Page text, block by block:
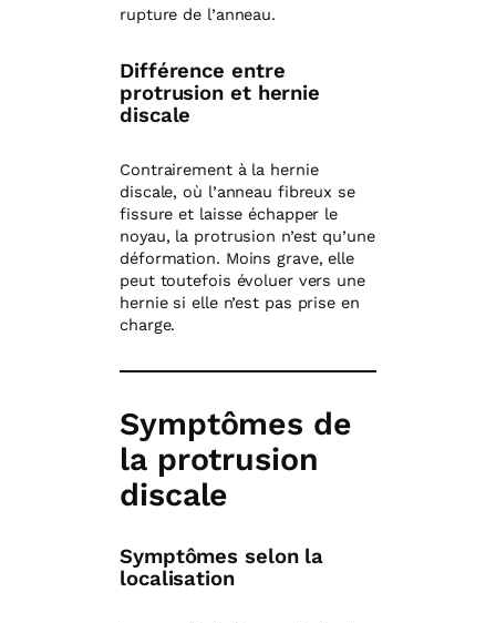
rupture de l’anneau.
Différence entre
protrusion et hernie
discale
Contrairement à la hernie
discale, où l’anneau fibreux se
fissure et laisse échapper le
noyau, la protrusion n’est qu’une
déformation. Moins grave, elle
peut toutefois évoluer vers une
hernie si elle n’est pas prise en
charge.
Symptômes de
la protrusion
discale
Symptômes selon la
localisation